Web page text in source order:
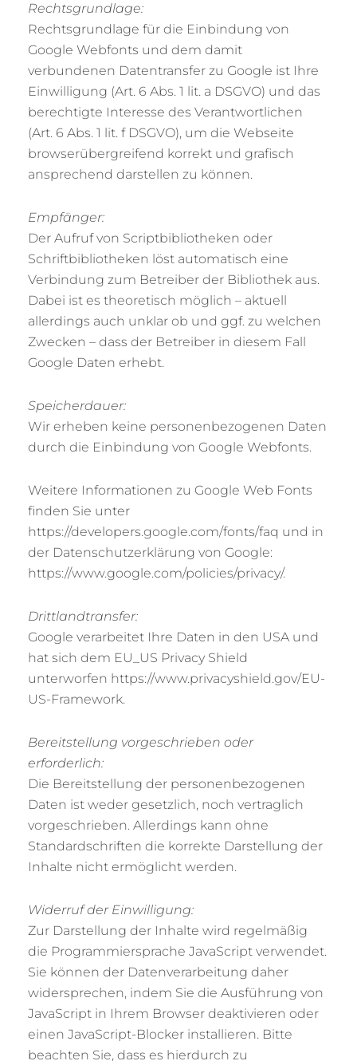
Rechtsgrundlage:
Rechtsgrundlage für die Einbindung von
Google Webfonts und dem damit
verbundenen Datentransfer zu Google ist Ihre
Einwilligung (Art. 6 Abs. 1 lit. a DSGVO) und das
berechtigte Interesse des Verantwortlichen
(Art. 6 Abs. 1 lit. f DSGVO), um die Webseite
browserübergreifend korrekt und grafisch
ansprechend darstellen zu können.
Empfänger:
Der Aufruf von Scriptbibliotheken oder
Schriftbibliotheken löst automatisch eine
Verbindung zum Betreiber der Bibliothek aus.
Dabei ist es theoretisch möglich – aktuell
allerdings auch unklar ob und ggf. zu welchen
Zwecken – dass der Betreiber in diesem Fall
Google Daten erhebt.
Speicherdauer:
Wir erheben keine personenbezogenen Daten
durch die Einbindung von Google Webfonts.
Weitere Informationen zu Google Web Fonts
finden Sie unter
https://developers.google.com/fonts/faq und in
der Datenschutzerklärung von Google:
https://www.google.com/policies/privacy/.
Drittlandtransfer:
Google verarbeitet Ihre Daten in den USA und
hat sich dem EU_US Privacy Shield
unterworfen https://www.privacyshield.gov/EU-
US-Framework.
Bereitstellung vorgeschrieben oder
erforderlich:
Die Bereitstellung der personenbezogenen
Daten ist weder gesetzlich, noch vertraglich
vorgeschrieben. Allerdings kann ohne
Standardschriften die korrekte Darstellung der
Inhalte nicht ermöglicht werden.
Widerruf der Einwilligung:
Zur Darstellung der Inhalte wird regelmäßig
die Programmiersprache JavaScript verwendet.
Sie können der Datenverarbeitung daher
widersprechen, indem Sie die Ausführung von
JavaScript in Ihrem Browser deaktivieren oder
einen JavaScript-Blocker installieren. Bitte
beachten Sie, dass es hierdurch zu